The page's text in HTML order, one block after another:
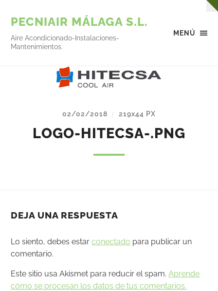
MENÚ
PECNIAIR MÁLAGA S.L.
Aire Acondicionado-Instalaciones-
Mantenimientos.
02/02/2018 / 219x44 PX
LOGO-HITECSA-.PNG
DEJA UNA RESPUESTA
Lo siento, debes estarconectado para publicar un
comentario.
Este sitio usa Akismet para reducir el spam.Aprende
cómo se procesan los datos de tus comentarios.